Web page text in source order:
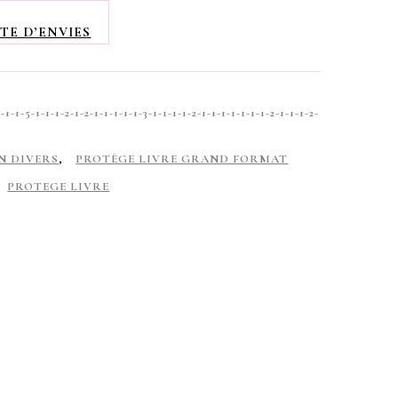
D’ENVIES
1-5-1-1-1-2-1-2-1-1-1-1-1-3-1-1-1-1-2-1-1-1-1-1-1-1-2-1-1-1-2-
DIVERS,
PROTÈGE LIVRE GRAND FORMAT
PROTEGE LIVRE